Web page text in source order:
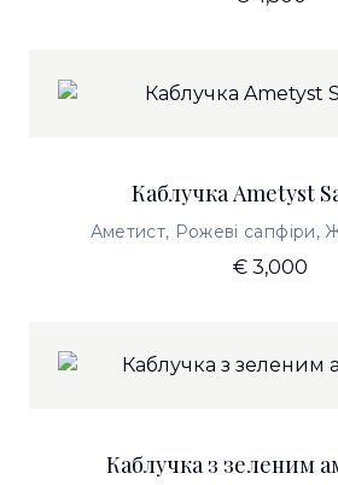
Каблучка Ametyst
Аметист, Рожеві сапфіри,
€ 3,000
Каблучка з зеленим